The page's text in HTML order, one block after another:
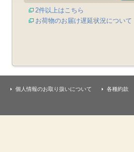
2件以上はこちら
お荷物のお届け遅延状況について
個人情報のお取り扱いについて 各種約款